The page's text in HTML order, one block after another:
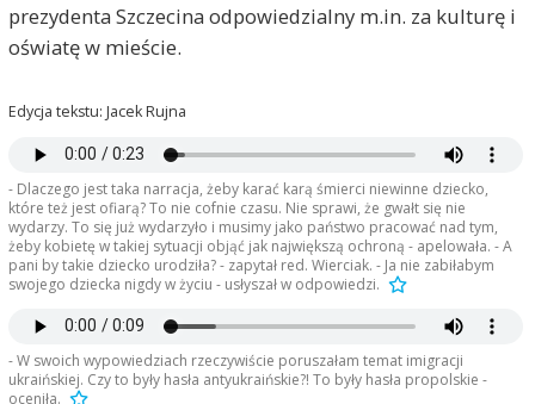
prezydenta Szczecina odpowiedzialny m.in. za kulturę i
oświatę w mieście.
Edycja tekstu: Jacek Rujna
- Dlaczego jest taka narracja, żeby karać karą śmierci niewinne dziecko,
które też jest ofiarą? To nie cofnie czasu. Nie sprawi, że gwałt się nie
wydarzy. To się już wydarzyło i musimy jako państwo pracować nad tym,
żeby kobietę w takiej sytuacji objąć jak największą ochroną - apelowała. - A
pani by takie dziecko urodziła? - zapytał red. Wierciak. - Ja nie zabiłabym
swojego dziecka nigdy w życiu - usłyszał w odpowiedzi.
- W swoich wypowiedziach rzeczywiście poruszałam temat imigracji
ukraińskiej. Czy to były hasła antyukraińskie?! To były hasła propolskie -
oceniła.